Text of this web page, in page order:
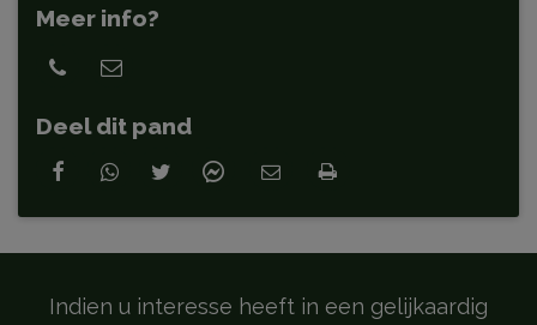
Meer info?
Deel dit pand
Indien u interesse heeft in een gelijkaardig